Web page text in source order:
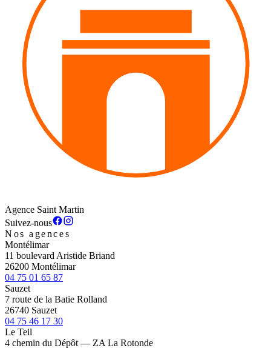
Agence Saint Martin
Suivez-nous
Nos agences
Montélimar
11 boulevard Aristide Briand
26200 Montélimar
04 75 01 65 87
Sauzet
7 route de la Batie Rolland
26740 Sauzet
04 75 46 17 30
Le Teil
4 chemin du Dépôt — ZA La Rotonde